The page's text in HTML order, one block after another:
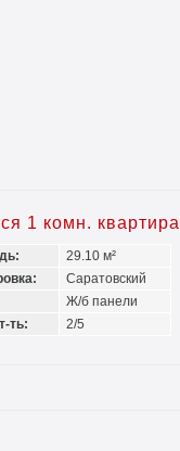
1 комн.
29.10 м²
Саратовский
Ж/б панели
ть:
2/5